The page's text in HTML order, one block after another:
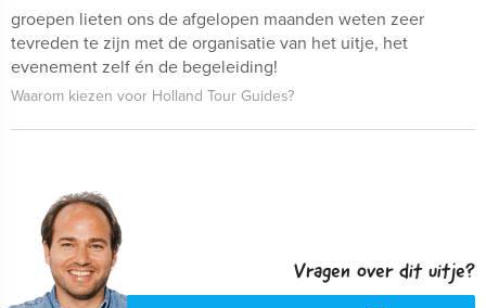
groepen lieten ons de afgelopen maanden weten zeer
tevreden te zijn met de organisatie van het uitje, het
evenement zelf én de begeleiding!
Waarom kiezen voor Holland Tour Guides?
Vragen over dit uitje?